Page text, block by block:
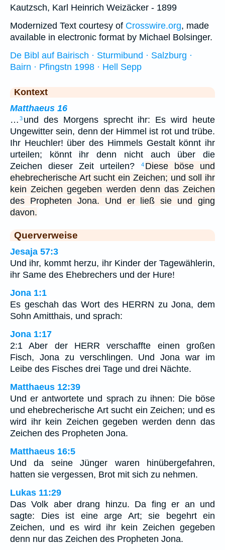
Kautzsch, Karl Heinrich Weizäcker - 1899
Modernized Text courtesy of Crosswire.org, made
available in electronic format by Michael Bolsinger.
De Bibl auf Bairisch · Sturmibund · Salzburg ·
Bairn · Pfingstn 1998 · Hell Sepp
Kontext
Matthaeus 16
… 3 und des Morgens sprecht ihr: Es wird heute
Ungewitter sein, denn der Himmel ist rot und trübe.
Ihr Heuchler! über des Himmels Gestalt könnt ihr
urteilen; könnt ihr denn nicht auch über die
Zeichen dieser Zeit urteilen?
4 Diese böse und
ehebrecherische Art sucht ein Zeichen; und soll ihr
kein Zeichen gegeben werden denn das Zeichen
des Propheten Jona. Und er ließ sie und ging
davon.
Querverweise
Jesaja 57:3
Und ihr, kommt herzu, ihr Kinder der Tagewählerin,
ihr Same des Ehebrechers und der Hure!
Jona 1:1
Es geschah das Wort des HERRN zu Jona, dem
Sohn Amitthais, und sprach:
Jona 1:17
2:1 Aber der HERR verschaffte einen großen
Fisch, Jona zu verschlingen. Und Jona war im
Leibe des Fisches drei Tage und drei Nächte.
Matthaeus 12:39
Und er antwortete und sprach zu ihnen: Die böse
und ehebrecherische Art sucht ein Zeichen; und es
wird ihr kein Zeichen gegeben werden denn das
Zeichen des Propheten Jona.
Matthaeus 16:5
Und da seine Jünger waren hinübergefahren,
hatten sie vergessen, Brot mit sich zu nehmen.
Lukas 11:29
Das Volk aber drang hinzu. Da fing er an und
sagte: Dies ist eine arge Art; sie begehrt ein
Zeichen, und es wird ihr kein Zeichen gegeben
denn nur das Zeichen des Propheten Jona.